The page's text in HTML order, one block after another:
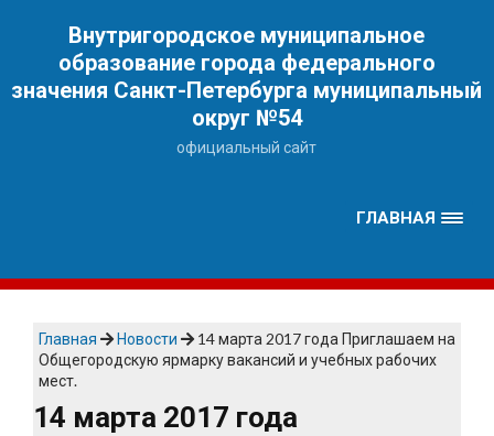
Внутригородское муниципальное
образование города федерального
значения Санкт-Петербурга муниципальный
округ №54
официальный сайт
ГЛАВНАЯ
Главная Новости
14 марта 2017 года Приглашаем на
Общегородскую ярмарку вакансий и учебных рабочих
мест.
14 марта 2017 года